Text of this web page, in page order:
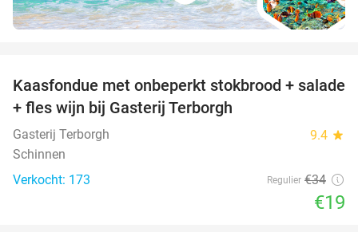
44%
Kaasfondue met onbeperkt stokbrood + salade
+ fles wijn bij Gasterij Terborgh
Gasterij Terborgh 9.4 star
Schinnen
Verkocht: 173
Regulier €34
€19